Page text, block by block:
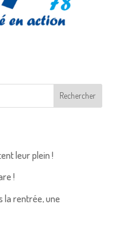
Rechercher
leur plein !
!
la rentrée, une